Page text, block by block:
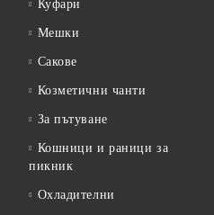
Куфари
Мешки
Сакове
Козметични чанти
За пътуване
Кошници и раници за
пикник
Охладителни